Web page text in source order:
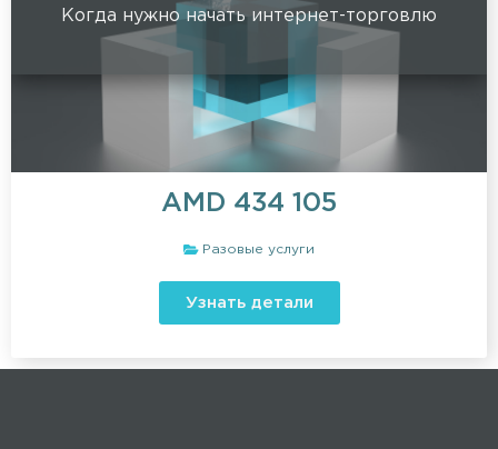
Когда нужно начать интернет-торговлю
Разовые услуги
AMD 434 105
Узнать детали